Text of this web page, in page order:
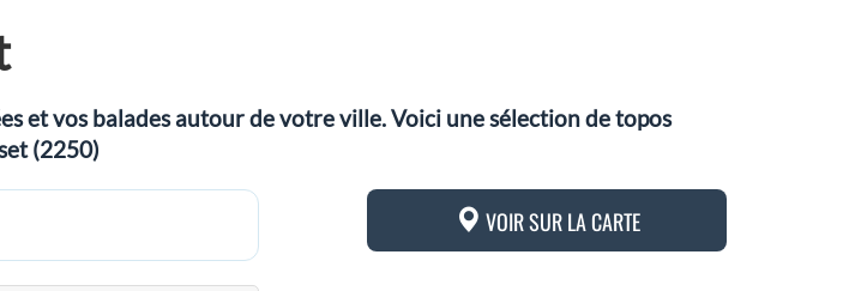
et vos balades autour de votre ville. Voici une sélection de topos
(2250)
VOIR SUR LA CARTE